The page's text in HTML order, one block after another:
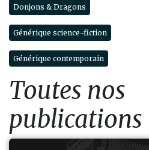
Donjons & Dragons
Générique science-fiction
Générique contemporain
Toutes nos
publications